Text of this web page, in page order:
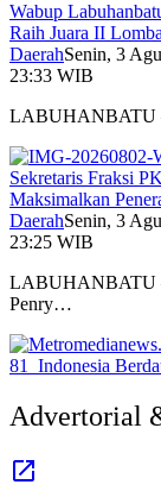
Wabup
Raih Juara II
DaerahSenin, 3
23:33 WIB
LABUHANBATU
Sekretaris Fraksi
Maksimalkan
DaerahSenin, 3
23:25 WIB
LABUHANBATU
Penry…
Advertorial